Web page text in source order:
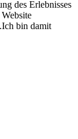
des Erlebnisses
Ich bin damit